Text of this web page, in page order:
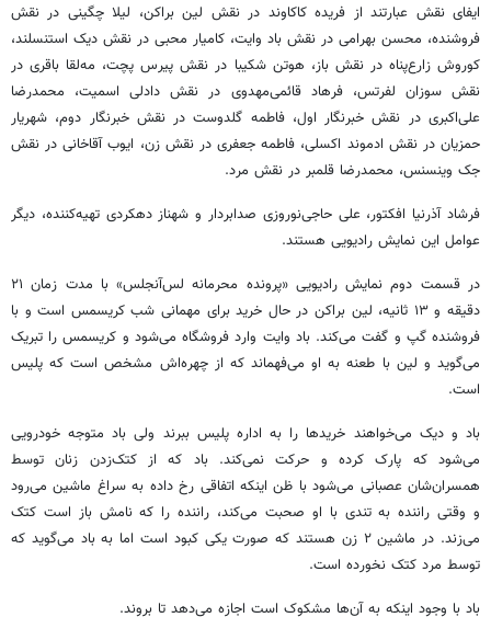
ایفای نقش عبارتند از فریده کاکاوند در نقش لین براکن، لیلا چگینی در نقش
فروشنده، محسن بهرامی در نقش باد وایت، کامیار محبی در نقش دیک استنسلند،
کوروش زارع‌پناه در نقش باز، هوتن شکیبا در نقش پیرس پچت، مه‌لقا باقری در
نقش سوزان لفرتس، فرهاد قائمی‌مهدوی در نقش دادلی اسمیت، محمدرضا
علی‌اکبری در نقش خبرنگار اول، فاطمه گلدوست در نقش خبرنگار دوم، شهریار
حمزیان در نقش ادموند اکسلی، فاطمه جعفری در نقش زن، ایوب آقاخانی در نقش
جک وینسنس، محمدرضا قلمبر در نقش مرد.
فرشاد آذرنیا افکتور، علی حاجی‌نوروزی صدابردار و شهناز دهکردی تهیه‌کننده، دیگر
عوامل این نمایش رادیویی هستند.
در قسمت دوم نمایش رادیویی «پرونده محرمانه لس‌آنجلس» با مدت زمان ۲۱
دقیقه و ۱۳ ثانیه، لین براکن در حال خرید برای مهمانی شب کریسمس است و با
فروشنده گپ و گفت می‌کند. باد وایت وارد فروشگاه می‌شود و کریسمس را تبریک
می‌گوید و لین با طعنه به او می‌فهماند که از چهره‌اش مشخص است که پلیس
است.
باد و دیک می‌خواهند خریدها را به اداره پلیس ببرند ولی باد متوجه خودرویی
می‌شود که پارک کرده و حرکت نمی‌کند. باد که از کتک‌زدن زنان توسط
همسران‌شان عصبانی می‌شود با ظن اینکه اتفاقی رخ داده به سراغ ماشین می‌رود
و وقتی راننده به تندی با او صحبت می‌کند، راننده را که نامش باز است کتک
می‌زند. در ماشین ۲ زن هستند که صورت یکی کبود است اما به باد می‌گوید که
توسط مرد کتک نخورده است.
باد با وجود اینکه به آن‌ها مشکوک است اجازه می‌دهد تا بروند.